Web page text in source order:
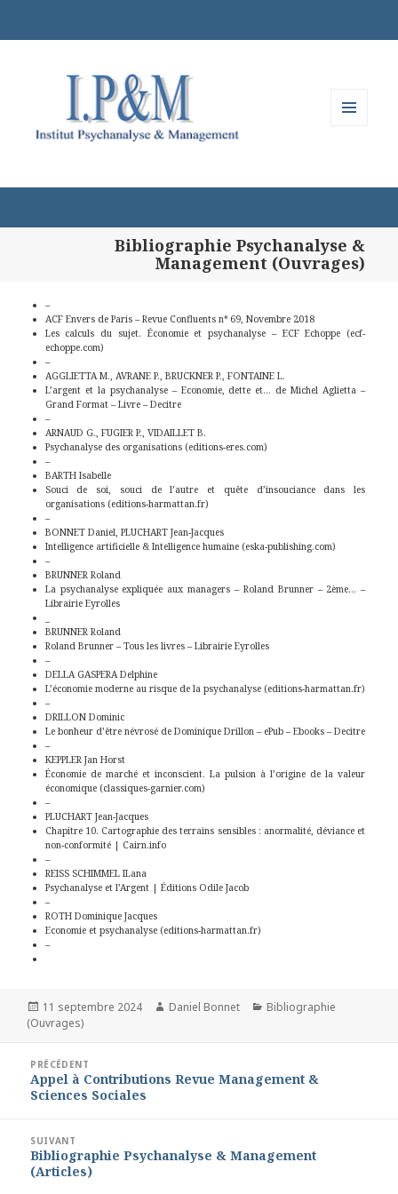
Bibliographie Psychanalyse &
Management (Ouvrages)
–
ACF Envers de Paris – Revue Confluents n° 69, Novembre 2018
Les calculs du sujet. Économie et psychanalyse – ECF Echoppe (ecf-
echoppe.com)
–
AGGLIETTA M., AVRANE P., BRUCKNER P., FONTAINE L.
L’argent et la psychanalyse – Economie, dette et… de Michel Aglietta –
Grand Format – Livre – Decitre
–
ARNAUD G., FUGIER P., VIDAILLET B.
Psychanalyse des organisations (editions-eres.com)
–
BARTH Isabelle
Souci de soi, souci de l’autre et quête d’insouciance dans les
organisations (editions-harmattan.fr)
–
BONNET Daniel, PLUCHART Jean-Jacques
Intelligence artificielle & Intelligence humaine (eska-publishing.com)
–
BRUNNER Roland
La psychanalyse expliquée aux managers – Roland Brunner – 2ème… –
Librairie Eyrolles
BRUNNER Roland
Roland Brunner – Tous les livres – Librairie Eyrolles
–
DELLA GASPERA Delphine
L’économie moderne au risque de la psychanalyse (editions-harmattan.fr)
–
DRILLON Dominic
Le bonheur d’être névrosé de Dominique Drillon – ePub – Ebooks – Decitre
–
KEPPLER Jan Horst
Économie de marché et inconscient. La pulsion à l’origine de la valeur
économique (classiques-garnier.com)
–
PLUCHART Jean-Jacques
Chapitre 10. Cartographie des terrains sensibles : anormalité, déviance et
non-conformité | Cairn.info
–
REISS SCHIMMEL ILana
Psychanalyse et l’Argent | Éditions Odile Jacob
–
ROTH Dominique Jacques
Economie et psychanalyse (editions-harmattan.fr)
–
Publié
le
11 septembre 2024 Auteur
Daniel Bonnet Catégories
Bibliographie
(Ouvrages)
Navigation
PRÉCÉDENT
Article
précédent :
Appel à Contributions Revue Management &
Sciences Sociales
SUIVANT
Article
suivant :
Bibliographie Psychanalyse & Management
(Articles)